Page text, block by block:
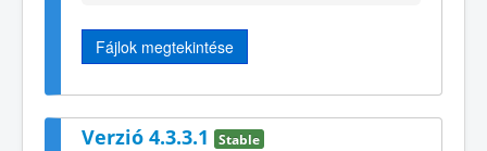
Fájlok megtekintése
Verzió 4.3.3.1 Stable